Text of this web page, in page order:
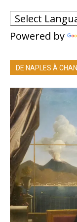
Powered by
DE NAPLES À